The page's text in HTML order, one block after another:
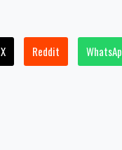
X Reddit